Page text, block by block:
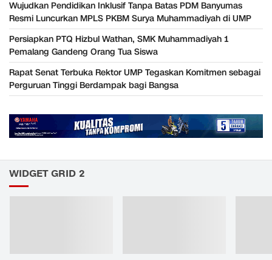
Wujudkan Pendidikan Inklusif Tanpa Batas PDM Banyumas
Resmi Luncurkan MPLS PKBM Surya Muhammadiyah di UMP
Persiapkan PTQ Hizbul Wathan, SMK Muhammadiyah 1
Pemalang Gandeng Orang Tua Siswa
Rapat Senat Terbuka Rektor UMP Tegaskan Komitmen sebagai
Perguruan Tinggi Berdampak bagi Bangsa
WIDGET GRID 2